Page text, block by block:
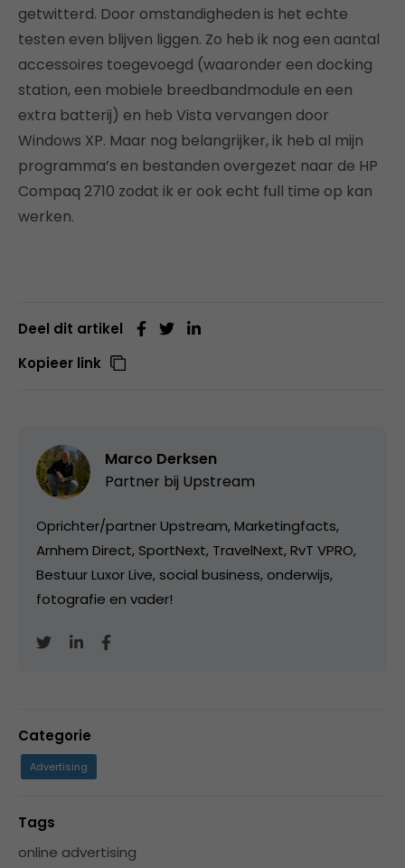
getwitterd. Door omstandigheden is het echte
testen even blijven liggen. Zo heb ik nog een aantal
accessoires toegevoegd (waaronder een docking
station, een mobiele breedbandmodule en een
extra batterij) en heb Vista vervangen door
Windows XP. Maar nog belangrijker, ik heb al mijn
programma’s en bestanden overgezet naar de HP
Compaq 2710 zodat ik er ook echt full time op kan
werken.
Deel dit artikel
Kopieer link
Marco Derksen
Partner bij Upstream
Oprichter/partner Upstream, Marketingfacts,
Arnhem Direct, SportNext, TravelNext, RvT VPRO,
Bestuur Luxor Live, social business, onderwijs,
fotografie en vader!
Categorie
Advertising
Tags
online advertising